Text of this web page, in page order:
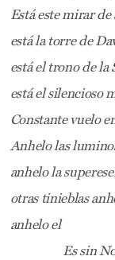
Está este mirar
está la torre de
está el trono de la
está el silencioso
Constante vuelo
Anhelo las
anhelo la
otras tinieblas
anhelo el
Es sin